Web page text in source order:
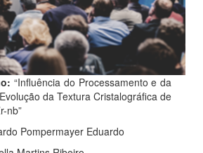
“Influência do Processamento e da
da Textura Cristalográfica de
nb”
Pompermayer Eduardo